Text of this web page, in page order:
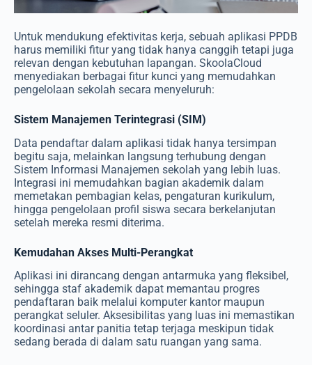
Untuk mendukung efektivitas kerja, sebuah aplikasi PPDB
harus memiliki fitur yang tidak hanya canggih tetapi juga
relevan dengan kebutuhan lapangan. SkoolaCloud
menyediakan berbagai fitur kunci yang memudahkan
pengelolaan sekolah secara menyeluruh:
Sistem Manajemen Terintegrasi (SIM)
Data pendaftar dalam aplikasi tidak hanya tersimpan
begitu saja, melainkan langsung terhubung dengan
Sistem Informasi Manajemen sekolah yang lebih luas.
Integrasi ini memudahkan bagian akademik dalam
memetakan pembagian kelas, pengaturan kurikulum,
hingga pengelolaan profil siswa secara berkelanjutan
setelah mereka resmi diterima.
Kemudahan Akses Multi-Perangkat
Aplikasi ini dirancang dengan antarmuka yang fleksibel,
sehingga staf akademik dapat memantau progres
pendaftaran baik melalui komputer kantor maupun
perangkat seluler. Aksesibilitas yang luas ini memastikan
koordinasi antar panitia tetap terjaga meskipun tidak
sedang berada di dalam satu ruangan yang sama.